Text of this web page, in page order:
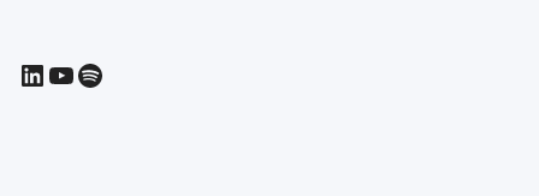
LinkedIn
YouTube
Spotify